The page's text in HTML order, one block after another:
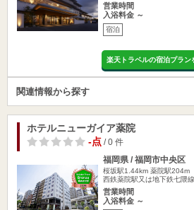
営業時間
入浴料金 ～
宿泊
楽天トラベルの宿泊プラン
関連情報から探す
ホテルニューガイア薬院
-点/ 0 件
福岡県 / 福岡市中央区
桜坂駅1.44km 薬院駅204m
西鉄薬院駅又は地下鉄七隈
営業時間
入浴料金 ～